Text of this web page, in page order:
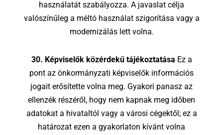
használatát szabályozza. A javaslat célja
valószínűleg a méltó használat szigorítása vagy a
modernizálás lett volna.
30. Képviselők közérdekű tájékoztatása Ez a
pont az önkormányzati képviselők információs
jogait erősítette volna meg. Gyakori panasz az
ellenzék részéről, hogy nem kapnak meg időben
adatokat a hivataltól vagy a városi cégektől; ez a
határozat ezen a gyakorlaton kívánt volna